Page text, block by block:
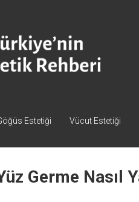
Estetiği Vücut Estetiği
Germe Nasıl